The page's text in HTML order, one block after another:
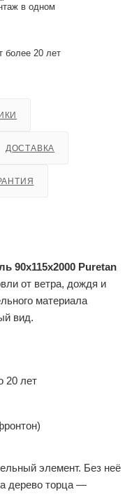
в одном
более 20 лет
ДОСТАВКА
90x115x2000 Puretan
от ветра, дождя и
материала
вид.
20 лет
элемент. Без неё
дерево торца —